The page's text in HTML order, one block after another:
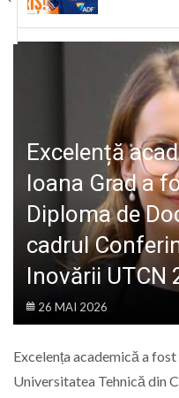
SANATATE
Excelență
Ioana Grad a
Diploma de
cadrul
Inovării UTCN
26 MAI 2026
Excelența academică a
Universitatea Tehnică din